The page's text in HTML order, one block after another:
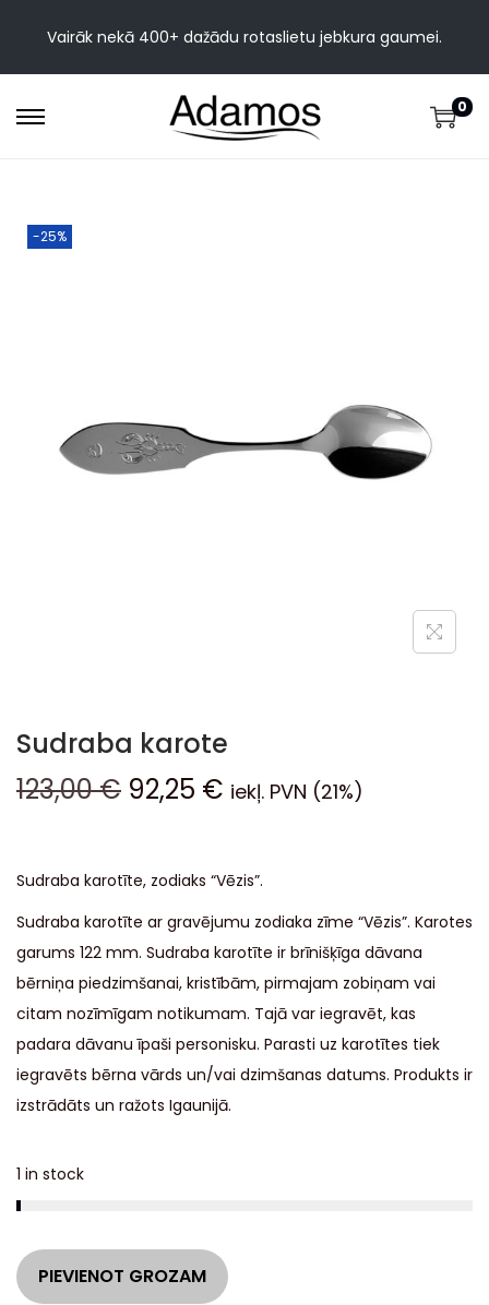
Vairāk nekā 400+ dažādu rotaslietu jebkura gaumei.
0
-25%
Sudraba karote
123,00€ 92,25 € iekļ. PVN (21%)
Sudraba karotīte, zodiaks “Vēzis”.
Sudraba karotīte ar gravējumu zodiaka zīme “Vēzis”. Karotes
garums 122 mm. Sudraba karotīte ir brīnišķīga dāvana
bērniņa piedzimšanai, kristībām, pirmajam zobiņam vai
citam nozīmīgam notikumam. Tajā var iegravēt, kas
padara dāvanu īpaši personisku. Parasti uz karotītes tiek
iegravēts bērna vārds un/vai dzimšanas datums. Produkts ir
izstrādāts un ražots Igaunijā.
1 in stock
PIEVIENOT GROZAM